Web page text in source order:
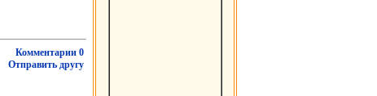
Комментарии 0
Отправить другу